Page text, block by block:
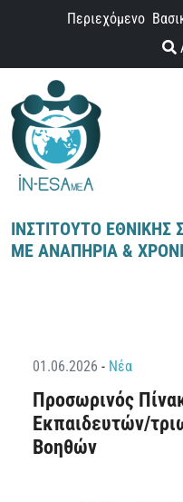
Παράκαμψη προς το
Περιεχόμενο
ΙΝΣΤΙΤΟΥΤΟ
ΜΕ ΑΝΑΠΗΡΙΑ &
01.06.2026 - Νέα
Προσωρινός
Εκπαιδευτών/
Βοηθών